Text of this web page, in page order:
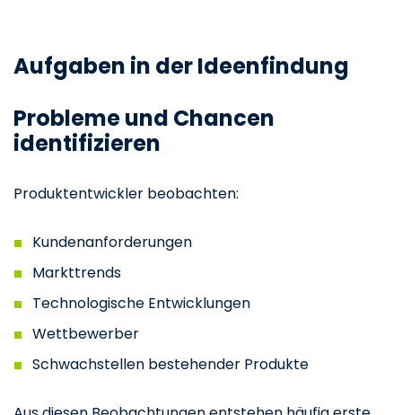
Aufgaben in der Ideenfindung
Probleme und Chancen
identifizieren
Produktentwickler beobachten:
Kundenanforderungen
Markttrends
Technologische Entwicklungen
Wettbewerber
Schwachstellen bestehender Produkte